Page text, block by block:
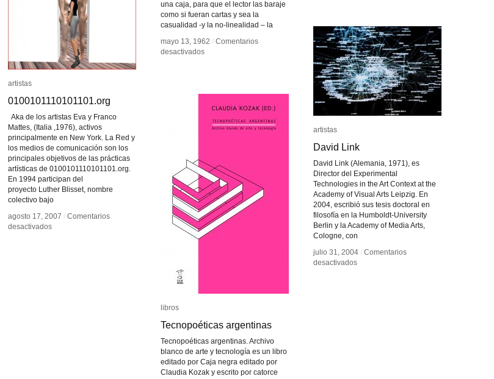
una caja, para que el lector las baraje
como si fueran cartas y sea la
casualidad -y la no-linealidad – la
mayo 13, 1962 / Comentarios
desactivadosen
mayo 13, 1962 / Comentarios
desactivadosen
artistas
0100101110101101.org
Aka de los artistas Eva y Franco
Mattes, (Italia ,1976), activos
principalmente en New York. La Red y
los medios de comunicación son los
principales objetivos de las prácticas
artísticas de 0100101110101101.org.
En 1994 participan del
proyecto Luther Blisset, nombre
colectivo bajo
agosto 17, 2007 / Comentarios
desactivadosen
artistas
0100101110101101.org
agosto 17, 2007 / Comentarios
desactivadosen
artistas
David Link
David Link (Alemania, 1971), es
Director del Experimental
Technologies in the Art Context at the
Academy of Visual Arts Leipzig. En
2004, escribió sus tesis doctoral en
filosofía en la Humboldt-University
Berlin y la Academy of Media Arts,
Cologne, con
julio 31, 2004 / Comentarios
desactivadosen
artistas
David Link
julio 31, 2004 / Comentarios
desactivadosen
libros
Tecnopoéticas argentinas
Tecnopoéticas argentinas. Archivo
blanco de arte y tecnología es un libro
editado por Caja negra editado por
Claudia Kozak y escrito por catorce
libros
Tecnopoéticas argentinas